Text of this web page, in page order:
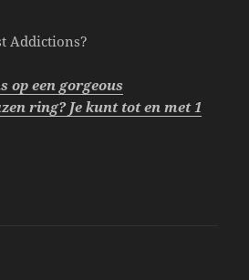
Addictions?
op een gorgeous
ring? Je kunt tot en met 1